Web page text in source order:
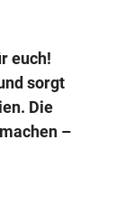
euch!
sorgt
Die
–